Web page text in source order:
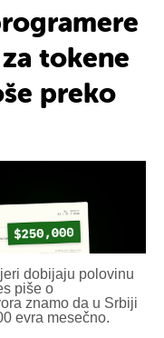
tokene
preko
dobijaju polovinu
piše o
znamo da u Srbiji
evra mesečno.